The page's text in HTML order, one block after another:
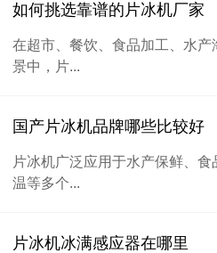
如何挑选靠谱的片冰机厂家
在超市、餐饮、食品加工、水
景中，片...
国产片冰机品牌哪些比较好
片冰机广泛应用于水产保鲜、
温等多个...
片冰机冰满感应器在哪里